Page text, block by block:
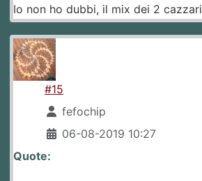
Io non ho dubbi, il mix dei 2 cazzari
#15
fefochip
06-08-2019 10:27
Quote: